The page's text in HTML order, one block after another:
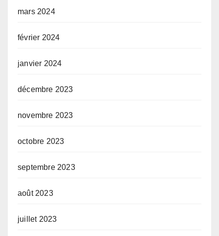
mars 2024
février 2024
janvier 2024
décembre 2023
novembre 2023
octobre 2023
septembre 2023
août 2023
juillet 2023